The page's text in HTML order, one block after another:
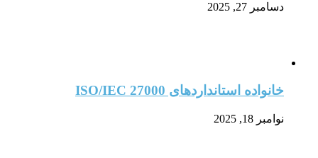
دسامبر 27, 2025
خانواده استانداردهای ISO/IEC 27000
نوامبر 18, 2025